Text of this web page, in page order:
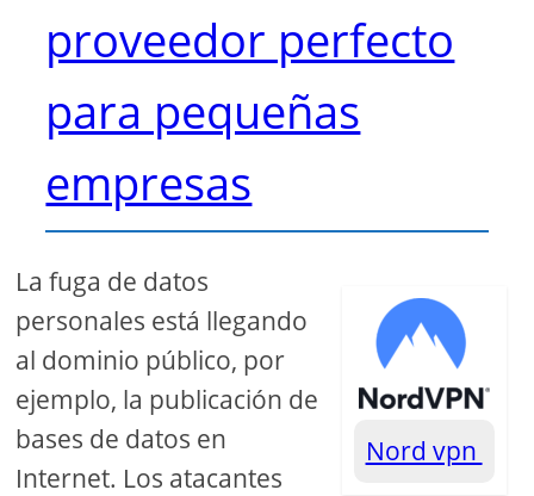
proveedor perfecto
para pequeñas
empresas
Nord vpn
La fuga de datos
personales está llegando
al dominio público, por
ejemplo, la publicación de
bases de datos en
Internet. Los atacantes